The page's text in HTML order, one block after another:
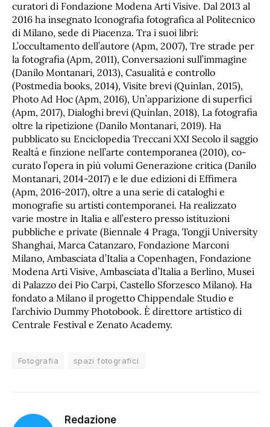
curatori di Fondazione Modena Arti Visive. Dal 2013 al
2016 ha insegnato Iconografia fotografica al Politecnico
di Milano, sede di Piacenza. Tra i suoi libri:
L’occultamento dell’autore (Apm, 2007), Tre strade per
la fotografia (Apm, 2011), Conversazioni sull’immagine
(Danilo Montanari, 2013), Casualità e controllo
(Postmedia books, 2014), Visite brevi (Quinlan, 2015),
Photo Ad Hoc (Apm, 2016), Un’apparizione di superfici
(Apm, 2017), Dialoghi brevi (Quinlan, 2018), La fotografia
oltre la ripetizione (Danilo Montanari, 2019). Ha
pubblicato su Enciclopedia Treccani XXI Secolo il saggio
Realtà e finzione nell’arte contemporanea (2010), co-
curato l’opera in più volumi Generazione critica (Danilo
Montanari, 2014-2017) e le due edizioni di Effimera
(Apm, 2016-2017), oltre a una serie di cataloghi e
monografie su artisti contemporanei. Ha realizzato
varie mostre in Italia e all’estero presso istituzioni
pubbliche e private (Biennale 4 Praga, Tongji University
Shanghai, Marca Catanzaro, Fondazione Marconi
Milano, Ambasciata d’Italia a Copenhagen, Fondazione
Modena Arti Visive, Ambasciata d’Italia a Berlino, Musei
di Palazzo dei Pio Carpi, Castello Sforzesco Milano). Ha
fondato a Milano il progetto Chippendale Studio e
l’archivio Dummy Photobook. È direttore artistico di
Centrale Festival e Zenato Academy.
Fotografia spazi fotografici
Redazione